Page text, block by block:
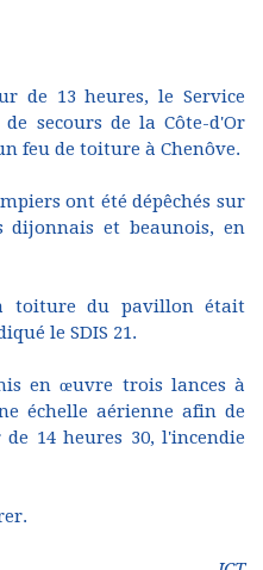
de 13 heures, le Service
secours de la Côte-d'Or
feu de toiture à Chenôve.
ont été dépêchés sur
dijonnais et beaunois, en
toiture du pavillon était
le SDIS 21.
en œuvre trois lances à
échelle aérienne afin de
14 heures 30, l'incendie